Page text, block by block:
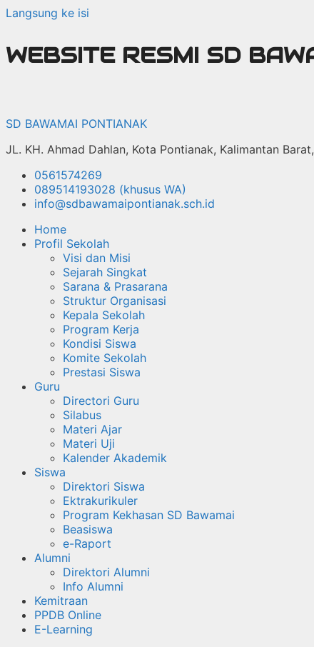
Langsung ke isi
WEBSITE RESMI SD
SD BAWAMAI PONTIANAK
JL. KH. Ahmad Dahlan, Kota Pontianak, Kalimantan
0561574269
089514193028 (khusus WA)
info@sdbawamaipontianak.sch.id
Home
Profil Sekolah
Visi dan Misi
Sejarah Singkat
Sarana & Prasarana
Struktur Organisasi
Kepala Sekolah
Program Kerja
Kondisi Siswa
Komite Sekolah
Prestasi Siswa
Guru
Directori Guru
Silabus
Materi Ajar
Materi Uji
Kalender Akademik
Siswa
Direktori Siswa
Ektrakurikuler
Program Kekhasan SD Bawamai
Beasiswa
e-Raport
Alumni
Direktori Alumni
Info Alumni
Kemitraan
PPDB Online
E-Learning